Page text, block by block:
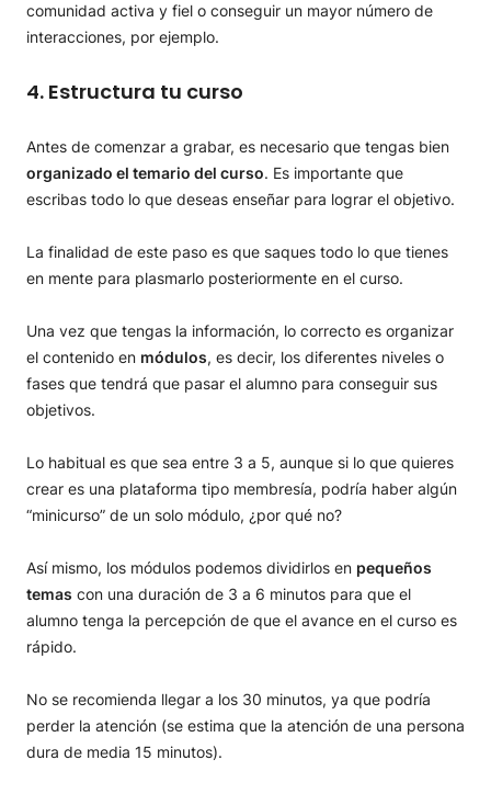
comunidad activa y fiel o conseguir un mayor número de
interacciones, por ejemplo.
4. Estructura tu curso
Antes de comenzar a grabar, es necesario que tengas bien
organizado el temario del curso. Es importante que
escribas todo lo que deseas enseñar para lograr el objetivo.
La finalidad de este paso es que saques todo lo que tienes
en mente para plasmarlo posteriormente en el curso.
Una vez que tengas la información, lo correcto es organizar
el contenido en módulos, es decir, los diferentes niveles o
fases que tendrá que pasar el alumno para conseguir sus
objetivos.
Lo habitual es que sea entre 3 a 5, aunque si lo que quieres
crear es una plataforma tipo membresía, podría haber algún
“minicurso” de un solo módulo, ¿por qué no?
Así mismo, los módulos podemos dividirlos en pequeños
temas con una duración de 3 a 6 minutos para que el
alumno tenga la percepción de que el avance en el curso es
rápido.
No se recomienda llegar a los 30 minutos, ya que podría
perder la atención (se estima que la atención de una persona
dura de media 15 minutos).